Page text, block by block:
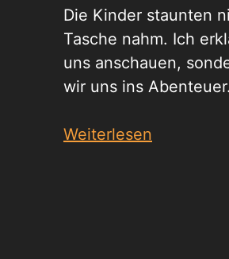
Die Kinder staunten
Tasche nahm. Ich
uns anschauen,
wir uns ins Abenteuer.
Weiterlesen